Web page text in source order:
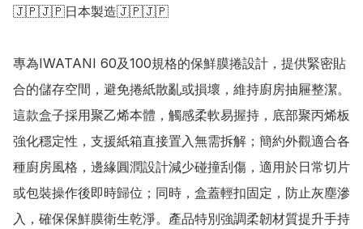
🇯🇵🇯🇵日本製造🇯🇵🇯🇵
專為IWATANI 60及100規格的保鮮膜捲設計，提供緊密貼
合的儲存空間，避免捲紙散亂或損壞，維持廚房抽屜整潔。
這款盒子採用聚乙烯本體，觸感柔軟易握持，底部聚丙烯板
強化穩定性，支援紙箱直接置入無需拆解；簡約外觀適合各
種廚房風格，邊緣圓潤設計減少碰撞刮傷，適用於日常切片
或包裝操作後即時歸位；同時，盒蓋輕扣固定，防止灰塵滲
入，確保保鮮膜衛生乾淨。產品特別強調柔韌材質提升手持